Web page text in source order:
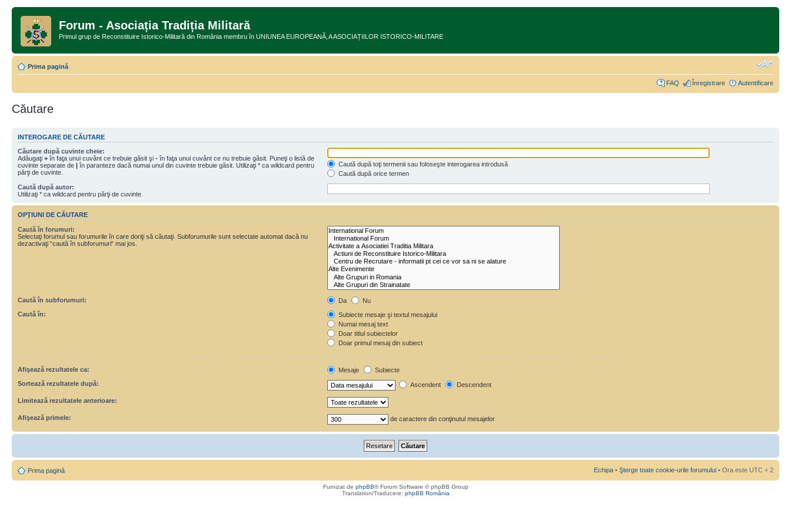
Forum - Asociația Tradiția Militară
Primul grup de Reconstituire Istorico-Militară din România membru în UNIUNEA EUROPEANĂ‚ A ASOCIAȚIILOR ISTORICO-MILITARE
Prima pagină
FAQ Înregistrare Autentificare
Căutare
INTEROGARE DE CĂUTARE
Căutare după cuvinte cheie:
Adăugaţi + în faţa unui cuvânt ce trebuie găsit şi - în faţa unui cuvânt ce nu trebuie găsit. Puneţi o listă de
cuvinte separate de | în paranteze dacă numai unul din cuvinte trebuie găsit. Utilizaţi * ca wildcard pentru
părţi de cuvinte.
Caută după toţi termenii sau foloseşte interogarea introdusă
Caută după orice termen
Caută după autor:
Utilizaţi * ca wildcard pentru părţi de cuvinte.
OPŢIUNI DE CĂUTARE
Caută în forumuri:
Selectaţi forumul sau forumurile în care doriţi să căutaţi. Subforumurile sunt selectate automat dacă nu
dezactivaţi “caută în subforumuri“ mai jos.
Caută în subforumuri: Da
Nu
Caută în:
Subiecte mesaje şi textul mesajului
Numai mesaj text
Doar titlul subiectelor
Doar primul mesaj din subiect
Afişează rezultatele ca: Mesaje
Subiecte
Sortează rezultatele după:
Ascendent Descendent
Limitează rezultatele anterioare:
Afişează primele: de caractere din conţinutul mesajelor
Prima pagină Echipa • Şterge toate cookie-urile forumului • Ora este UTC + 2
Furnizat de phpBB® Forum Software © phpBB Group
Translation/Traducere: phpBB România